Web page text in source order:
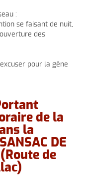
:
se faisant de nuit,
des
pour la gêne
de la
la
DE
de